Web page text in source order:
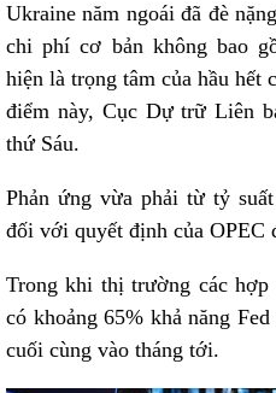
Ukraine năm ngoái đã đè
chi phí cơ bản không bao
hiện là trọng tâm của hầu hết
điểm này, Cục Dự trữ Liên
thứ Sáu.
Phản ứng vừa phải từ tỷ
đối với quyết định của OPEC
Trong khi thị trường các
có khoảng 65% khả năng
cuối cùng vào tháng tới.